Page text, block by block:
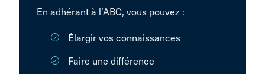
En adhérant à l’ABC, vous pouvez :
Élargir vos connaissances
Faire une différence